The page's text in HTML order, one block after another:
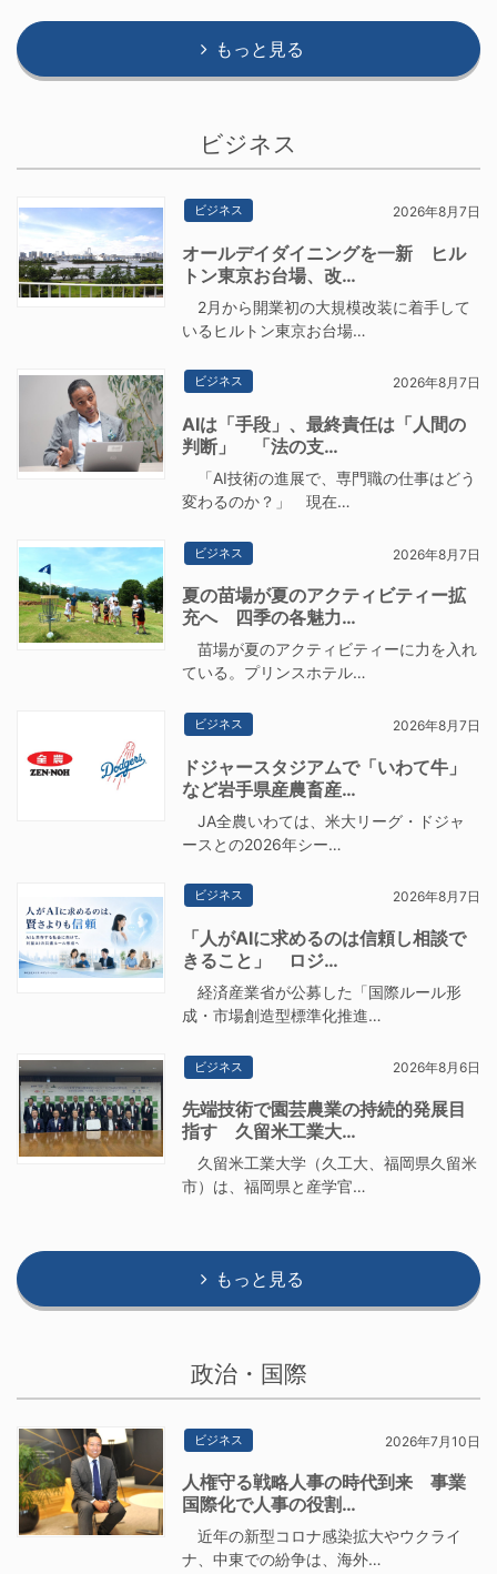
もっと見る
ビジネス
ビジネス 2026年8月7日
オールデイダイニングを一新 ヒル
トン東京お台場、改…
2月から開業初の大規模改装に着手して
いるヒルトン東京お台場…
ビジネス 2026年8月7日
AIは「手段」、最終責任は「人間の
判断」 「法の支…
「AI技術の進展で、専門職の仕事はどう
変わるのか？」 現在…
ビジネス 2026年8月7日
夏の苗場が夏のアクティビティー拡
充へ 四季の各魅力…
苗場が夏のアクティビティーに力を入れ
ている。プリンスホテル…
ビジネス 2026年8月7日
ドジャースタジアムで「いわて牛」
など岩手県産農畜産…
JA全農いわては、米大リーグ・ドジャ
ースとの2026年シー…
ビジネス 2026年8月7日
「人がAIに求めるのは信頼し相談で
きること」 ロジ…
経済産業省が公募した「国際ルール形
成・市場創造型標準化推進…
ビジネス 2026年8月6日
先端技術で園芸農業の持続的発展目
指す 久留米工業大…
久留米工業大学（久工大、福岡県久留米
市）は、福岡県と産学官…
もっと見る
政治・国際
ビジネス 2026年7月10日
人権守る戦略人事の時代到来 事業
国際化で人事の役割…
近年の新型コロナ感染拡大やウクライ
ナ、中東での紛争は、海外…